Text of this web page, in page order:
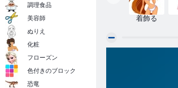
スペインティ
ング
着飾る
調理食品
美容師
ぬりえ
化粧
フローズン
色付きのブロック
恐竜